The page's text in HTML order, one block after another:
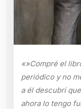
«»Compré el
periódico y no
a él descubrí
ahora lo tengo